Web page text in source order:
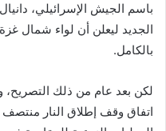
باسم الجيش الإسرائيلي،
الجديد ليعلن أن لواء شمال
بالكامل.
لكن بعد عام من ذلك التصريح،